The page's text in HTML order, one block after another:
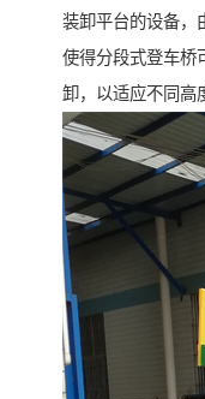
装卸平台的设备，
使得分段式登车桥
卸，以适应不同高